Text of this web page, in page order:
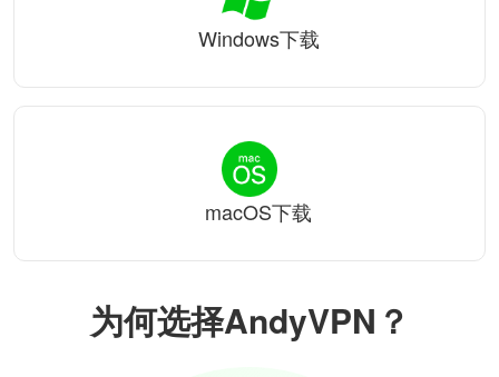
为何选择AndyVPN？
Windows下载
macOS下载